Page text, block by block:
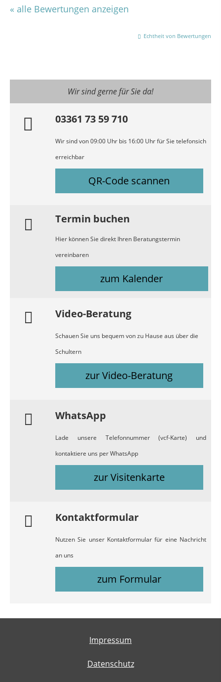
« alle Bewertungen anzeigen
Echtheit von Bewertungen
Wir sind gerne für Sie da!
03361 73 59 710
Wir sind von 09:00 Uhr bis 16:00 Uhr für Sie telefonsich
erreichbar
QR-Code scannen
Termin buchen
Hier können Sie direkt Ihren Beratungstermin
vereinbaren
zum Kalender
Video-Beratung
Schauen Sie uns bequem von zu Hause aus über die
Schultern
zur Video-Beratung
WhatsApp
Lade unsere Telefonnummer (vcf-Karte) und
kontaktiere uns per WhatsApp
zur Visitenkarte
Kontaktformular
Nutzen Sie unser Kontaktformular für eine Nachricht
an uns
zum Formular
Impressum
Datenschutz